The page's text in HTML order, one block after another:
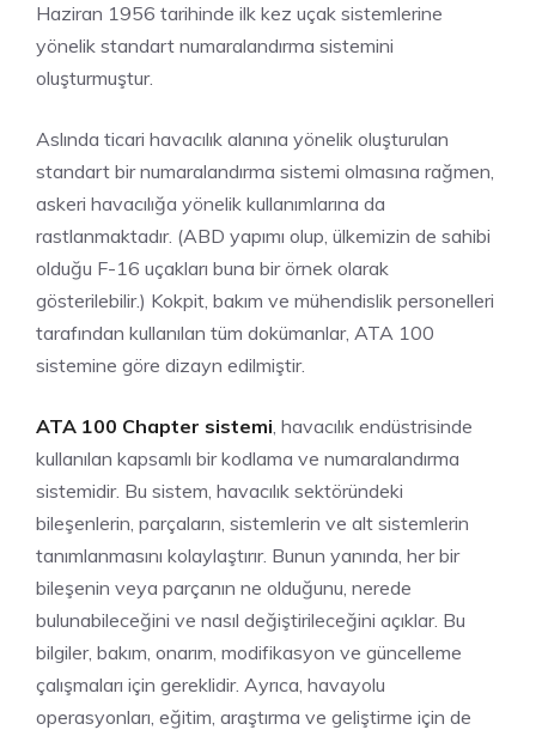
Haziran 1956 tarihinde ilk kez uçak sistemlerine
yönelik standart numaralandırma sistemini
oluşturmuştur.
Aslında ticari havacılık alanına yönelik oluşturulan
standart bir numaralandırma sistemi olmasına rağmen,
askeri havacılığa yönelik kullanımlarına da
rastlanmaktadır. (ABD yapımı olup, ülkemizin de sahibi
olduğu F-16 uçakları buna bir örnek olarak
gösterilebilir.) Kokpit, bakım ve mühendislik personelleri
tarafından kullanılan tüm dokümanlar, ATA 100
sistemine göre dizayn edilmiştir.
ATA 100 Chapter sistemi, havacılık endüstrisinde
kullanılan kapsamlı bir kodlama ve numaralandırma
sistemidir. Bu sistem, havacılık sektöründeki
bileşenlerin, parçaların, sistemlerin ve alt sistemlerin
tanımlanmasını kolaylaştırır. Bunun yanında, her bir
bileşenin veya parçanın ne olduğunu, nerede
bulunabileceğini ve nasıl değiştirileceğini açıklar. Bu
bilgiler, bakım, onarım, modifikasyon ve güncelleme
çalışmaları için gereklidir. Ayrıca, havayolu
operasyonları, eğitim, araştırma ve geliştirme için de